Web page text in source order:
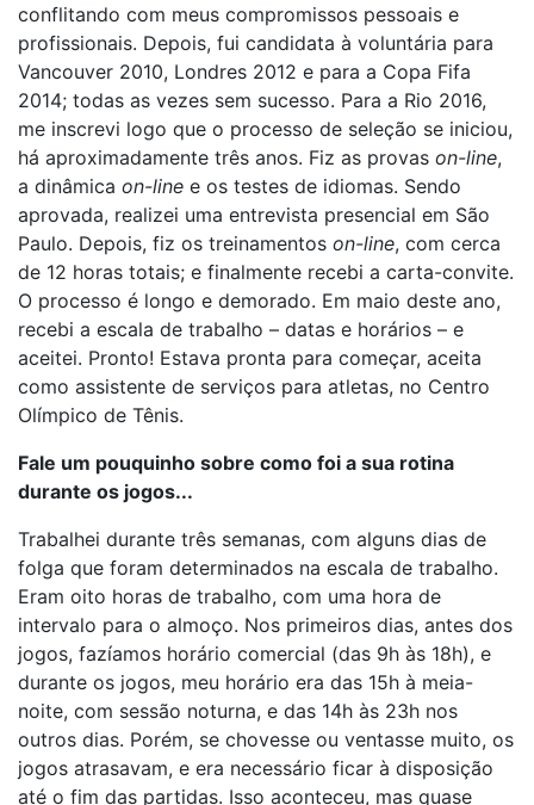
conflitando com meus compromissos pessoais e
profissionais. Depois, fui candidata à voluntária para
Vancouver 2010, Londres 2012 e para a Copa Fifa
2014; todas as vezes sem sucesso. Para a Rio 2016,
me inscrevi logo que o processo de seleção se iniciou,
há aproximadamente três anos. Fiz as provas on-line,
a dinâmica on-line e os testes de idiomas. Sendo
aprovada, realizei uma entrevista presencial em São
Paulo. Depois, fiz os treinamentos on-line, com cerca
de 12 horas totais; e finalmente recebi a carta-convite.
O processo é longo e demorado. Em maio deste ano,
recebi a escala de trabalho – datas e horários – e
aceitei. Pronto! Estava pronta para começar, aceita
como assistente de serviços para atletas, no Centro
Olímpico de Tênis.
Fale um pouquinho sobre como foi a sua rotina
durante os jogos...
Trabalhei durante três semanas, com alguns dias de
folga que foram determinados na escala de trabalho.
Eram oito horas de trabalho, com uma hora de
intervalo para o almoço. Nos primeiros dias, antes dos
jogos, fazíamos horário comercial (das 9h às 18h), e
durante os jogos, meu horário era das 15h à meia-
noite, com sessão noturna, e das 14h às 23h nos
outros dias. Porém, se chovesse ou ventasse muito, os
jogos atrasavam, e era necessário ficar à disposição
até o fim das partidas. Isso aconteceu, mas quase